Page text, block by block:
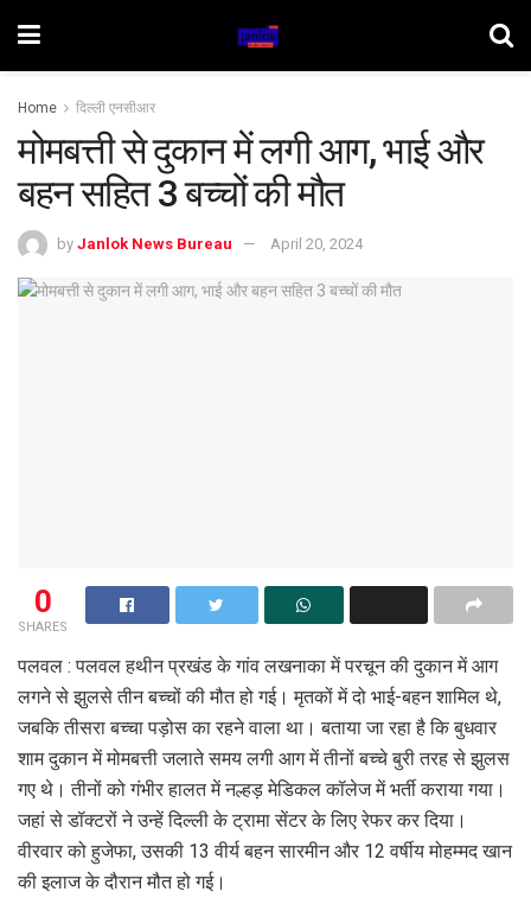
Home दिल्ली एनसीआर
मोमबत्ती से दुकान में लगी आग, भाई और
बहन सहित 3 बच्चों की मौत
by Janlok News Bureau April 20, 2024
0
SHARES
पलवल : पलवल हथीन प्रखंड के गांव लखनाका में परचून की दुकान में आग
लगने से झुलसे तीन बच्चों की मौत हो गई। मृतकों में दो भाई-बहन शामिल थे,
जबकि तीसरा बच्चा पड़ोस का रहने वाला था। बताया जा रहा है कि बुधवार
शाम दुकान में मोमबत्ती जलाते समय लगी आग में तीनों बच्चे बुरी तरह से झुलस
गए थे। तीनों को गंभीर हालत में नल्हड़ मेडिकल कॉलेज में भर्ती कराया गया।
जहां से डॉक्टरों ने उन्हें दिल्ली के ट्रामा सेंटर के लिए रेफर कर दिया।
वीरवार को हुजेफा, उसकी 13 वीर्य बहन सारमीन और 12 वर्षीय मोहम्मद खान
की इलाज के दौरान मौत हो गई।